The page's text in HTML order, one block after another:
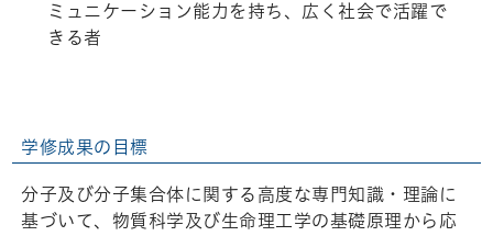
ミュニケーション能力を持ち、広く社会で活躍で
きる者
学修成果の目標
分子及び分子集合体に関する高度な専門知識・理論に
基づいて、物質科学及び生命理工学の基礎原理から応